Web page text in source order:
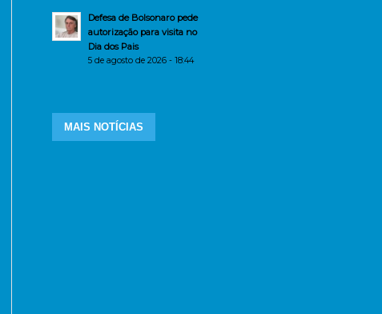
Defesa de Bolsonaro pede
autorização para visita no
Dia dos Pais
5 de agosto de 2026 - 18:44
MAIS NOTÍCIAS